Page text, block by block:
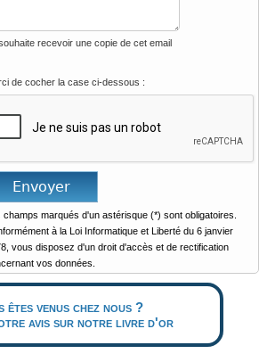
recevoir une copie de cet email
de cocher la case ci-dessous :
champs marqués d'un astérisque (*) sont obligatoires.
à la Loi Informatique et Liberté du 6 janvier
vous disposez d'un droit d'accès et de rectification
vos données.
êtes venus chez nous ?
avis sur notre livre d'or